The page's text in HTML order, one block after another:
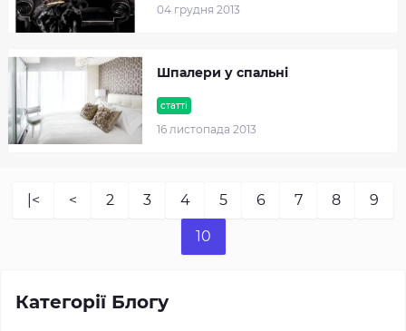
04 грудня 2013
статті
16 листопада 2013
Шпалери у спальні
|< < 2 3 4 5 6 7 8 9
10
Категорії Блогу